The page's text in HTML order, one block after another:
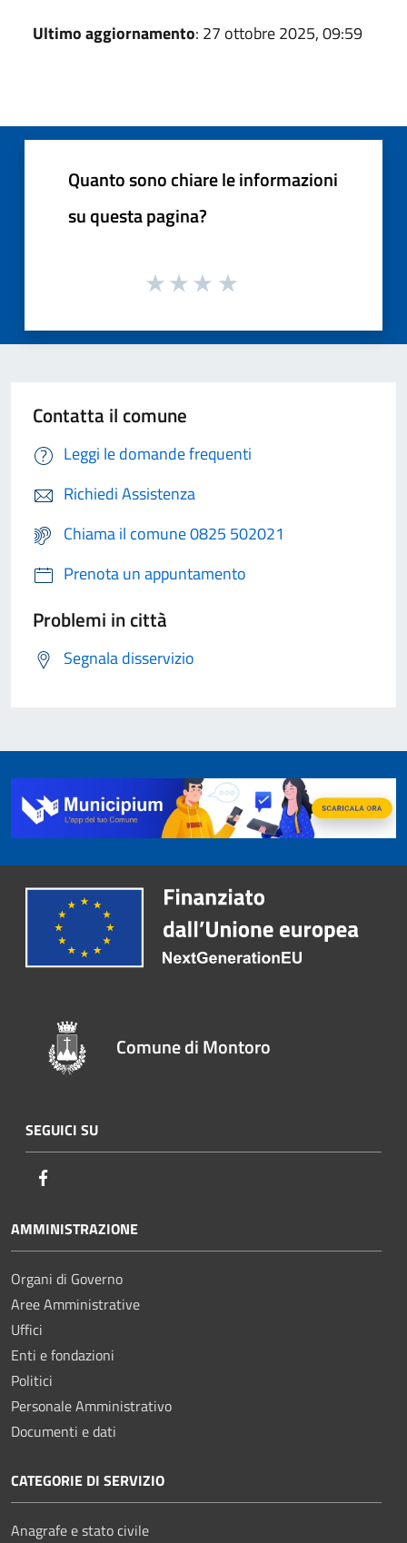
Ultimo aggiornamento: 27 ottobre 2025, 09:59
Quanto sono chiare le informazioni
su questa pagina?
Contatta il comune
Leggi le domande frequenti
Richiedi Assistenza
Chiama il comune 0825 502021
Prenota un appuntamento
Problemi in città
Segnala disservizio
Comune di Montoro
SEGUICI SU
AMMINISTRAZIONE
Organi di Governo
Aree Amministrative
Uffici
Enti e fondazioni
Politici
Personale Amministrativo
Documenti e dati
CATEGORIE DI SERVIZIO
Anagrafe e stato civile